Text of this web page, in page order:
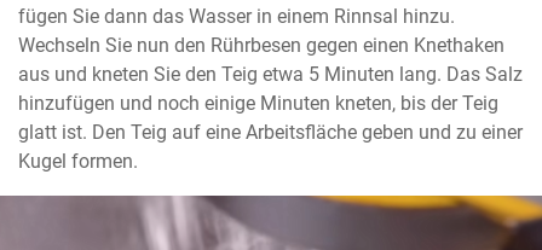
fügen Sie dann das Wasser in einem Rinnsal hinzu.
Wechseln Sie nun den Rührbesen gegen einen Knethaken
aus und kneten Sie den Teig etwa 5 Minuten lang. Das Salz
hinzufügen und noch einige Minuten kneten, bis der Teig
glatt ist. Den Teig auf eine Arbeitsfläche geben und zu einer
Kugel formen.